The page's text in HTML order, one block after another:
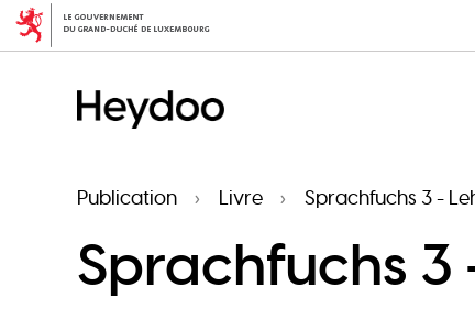
principal
Publication Livre Sprachfuchs 3 -
Sprachfuchs 3